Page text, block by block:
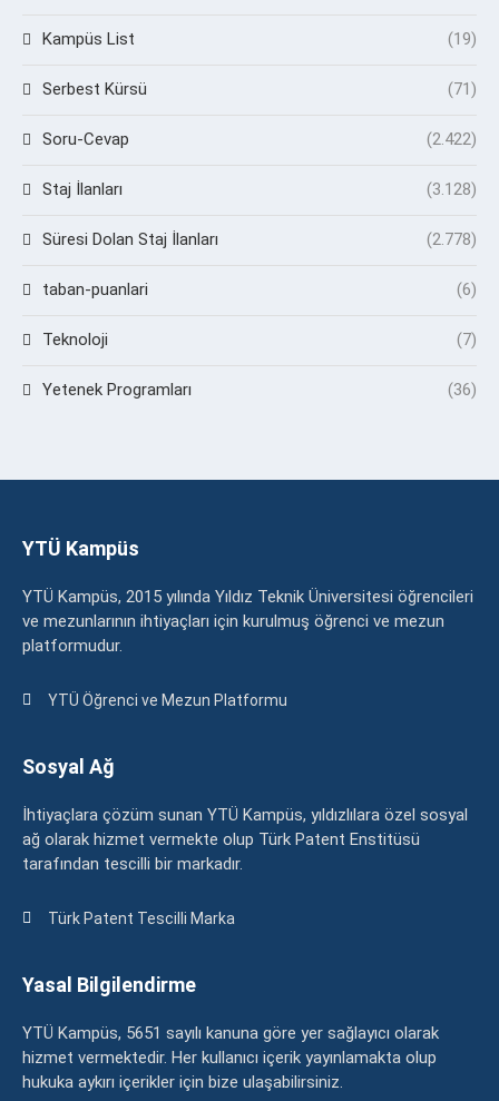
Kampüs List (19)
Serbest Kürsü (71)
Soru-Cevap (2.422)
Staj İlanları (3.128)
Süresi Dolan Staj İlanları (2.778)
taban-puanlari (6)
Teknoloji (7)
Yetenek Programları (36)
YTÜ Kampüs
YTÜ Kampüs, 2015 yılında Yıldız Teknik Üniversitesi öğrencileri
ve mezunlarının ihtiyaçları için kurulmuş öğrenci ve mezun
platformudur.
YTÜ Öğrenci ve Mezun Platformu
Sosyal Ağ
İhtiyaçlara çözüm sunan YTÜ Kampüs, yıldızlılara özel sosyal
ağ olarak hizmet vermekte olup Türk Patent Enstitüsü
tarafından tescilli bir markadır.
Türk Patent Tescilli Marka
Yasal Bilgilendirme
YTÜ Kampüs, 5651 sayılı kanuna göre yer sağlayıcı olarak
hizmet vermektedir. Her kullanıcı içerik yayınlamakta olup
hukuka aykırı içerikler için bize ulaşabilirsiniz.